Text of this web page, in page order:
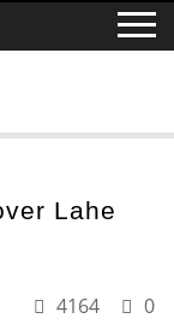
Lahe
4164
0